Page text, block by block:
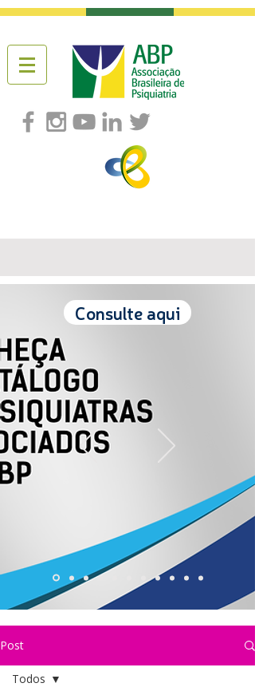
Consulte aqui
Post
Todos